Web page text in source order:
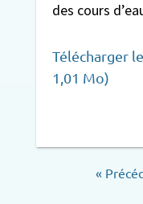
des cours
Télécharger
1,01 Mo)
«